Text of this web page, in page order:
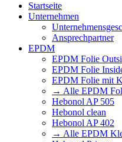
Startseite
Unternehmen
Ansprechpartner
EPDM
EPDM Folie
EPDM Folie
EPDM Folie mit
→ Alle EPDM
Hebonol AP 505
Hebonol clean
Hebonol AP 402
→ Alle EPDM